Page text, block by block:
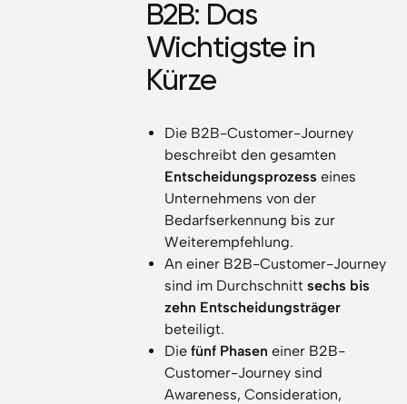
B2B: Das
Wichtigste in
Kürze
Die B2B-Customer-Journey
beschreibt den gesamten
Entscheidungsprozess eines
Unternehmens von der
Bedarfserkennung bis zur
Weiterempfehlung.
An einer B2B-Customer-Journey
sind im Durchschnitt sechs bis
zehn Entscheidungsträger
beteiligt.
Die fünf Phasen einer B2B-
Customer-Journey sind
Awareness, Consideration,